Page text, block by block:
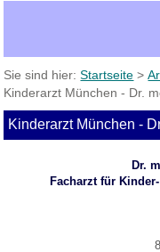
Sie sind hier:Startseite >
Kinderarzt München - Dr.
Kinderarzt München -
Dr.
Facharzt für